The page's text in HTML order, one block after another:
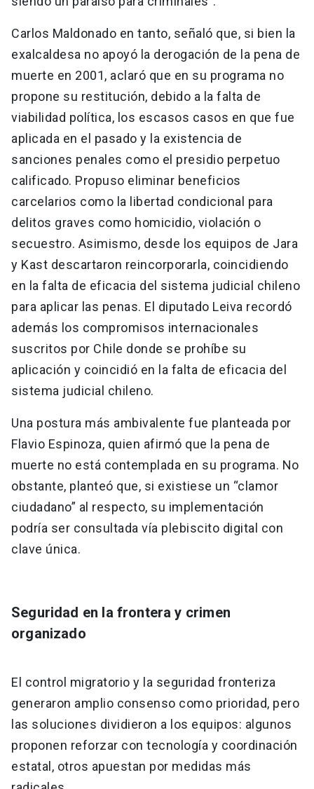
Carlos Maldonado en tanto, señaló que, si bien la
exalcaldesa no apoyó la derogación de la pena de
muerte en 2001, aclaró que en su programa no
propone su restitución, debido a la falta de
viabilidad política, los escasos casos en que fue
aplicada en el pasado y la existencia de
sanciones penales como el presidio perpetuo
calificado. Propuso eliminar beneficios
carcelarios como la libertad condicional para
delitos graves como homicidio, violación o
secuestro. Asimismo, desde los equipos de Jara
y Kast descartaron reincorporarla, coincidiendo
en la falta de eficacia del sistema judicial chileno
para aplicar las penas. El diputado Leiva recordó
además los compromisos internacionales
suscritos por Chile donde se prohíbe su
aplicación y coincidió en la falta de eficacia del
sistema judicial chileno.
Una postura más ambivalente fue planteada por
Flavio Espinoza, quien afirmó que la pena de
muerte no está contemplada en su programa. No
obstante, planteó que, si existiese un “clamor
ciudadano” al respecto, su implementación
podría ser consultada vía plebiscito digital con
clave única.
Seguridad en la frontera y crimen
organizado
El control migratorio y la seguridad fronteriza
generaron amplio consenso como prioridad, pero
las soluciones dividieron a los equipos: algunos
proponen reforzar con tecnología y coordinación
estatal, otros apuestan por medidas más